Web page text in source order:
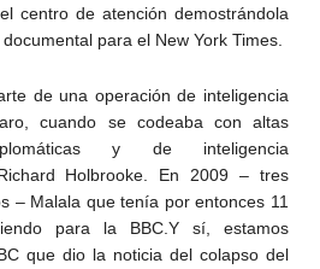
centro de atención demostrándola
para el New York Times.
de una operación de inteligencia
cuando se codeaba con altas
y de inteligencia
Holbrooke. En 2009 – tres
– Malala que tenía por entonces 11
para la BBC.Y sí, estamos
que dio la noticia del colapso del